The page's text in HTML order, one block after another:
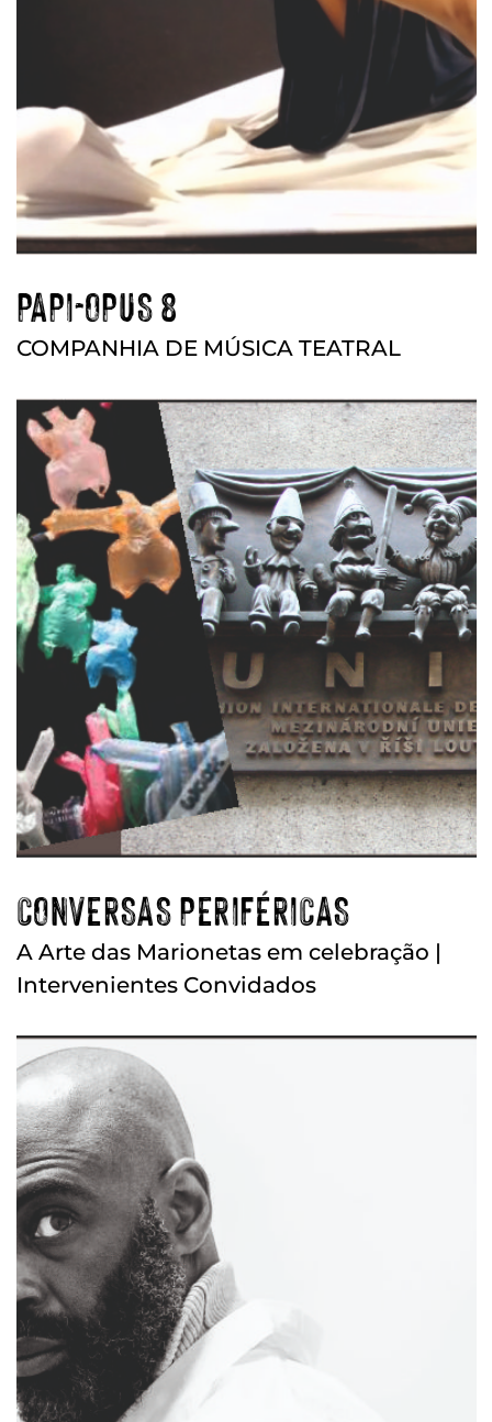
PAPI-OPUS 8
COMPANHIA DE MÚSICA TEATRAL
CONVERSAS PERIFÉRICAS
A Arte das Marionetas em celebração |
Intervenientes Convidados